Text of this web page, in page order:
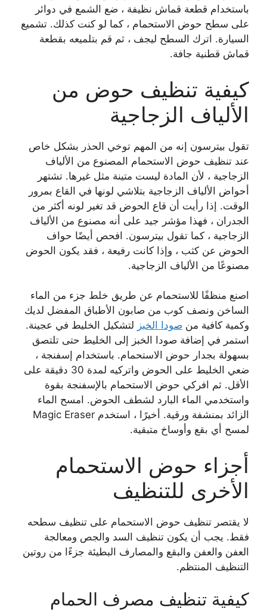
باستخدام قطعة قماش نظيفة ، ضع الشمع في دوائر
على سطح حوض الاستحمام ، كما لو كنت كذلك. تشميع
السيارة. اترك السطح ليجف ، ثم قم بتلميعه بقطعة
قماش قطنية جافة.
كيفية تنظيف حوض من
الألياف الزجاجية
تقول بيترسون إنه من المهم توخي الحذر بشكل خاص
عند تنظيف حوض الاستحمام المصنوع من الألياف
الزجاجية ، لأن المادة ليست متينة مثل غيرها. تشتهر
أحواض الألياف الزجاجية بتلاشي لونها في القاع بمرور
الوقت. إذا رأيت أن قاع الحوض قد تغير لونه أكثر من
الجدران ، فهذا مؤشر جيد على أنه مصنوع من الألياف
الزجاجية ، كما تقول بيترسون. افحص أيضًا حواف
الحوض عن كثب ، وإذا كانت رفيعة ، فقد يكون الحوض
مصنوعًا من الألياف الزجاجية.
اصنع منظفًا للاستحمام عن طريق خلط جزء من الماء
الساخن ونصف كوب من صابون الأطباق المفضل لديك
وكمية كافية من صودا الخبز لتشكيل الخليط في عجينة.
استمر في إضافة صودا الخبز إلى الخليط حتى تلتصق
بسهولة بجدار حوض الاستحمام. باستخدام إسفنجة ،
ضعي الخليط على الحوض واتركيه لمدة 30 دقيقة على
الأقل. ثم افركي حوض الاستحمام بالإسفنجة بقوة
واستخدمي الماء البارد لشطف الحوض. امسح الماء
الزائد بمنشفة ورقية. أخيرًا ، استخدم Magic Eraser
لمسح أي بقع وأوساخ متبقية.
أجزاء حوض الاستحمام
الأخرى للتنظيف
لا يقتصر تنظيف حوض الاستحمام على تنظيف سطحه
فقط. يجب أن يكون تنظيف السد والجص ومعالجة
العفن والعفن والبقع والمصارف البطيئة جزءًا من روتين
التنظيف المنتظم.
كيفية تنظيف مصرف الحمام